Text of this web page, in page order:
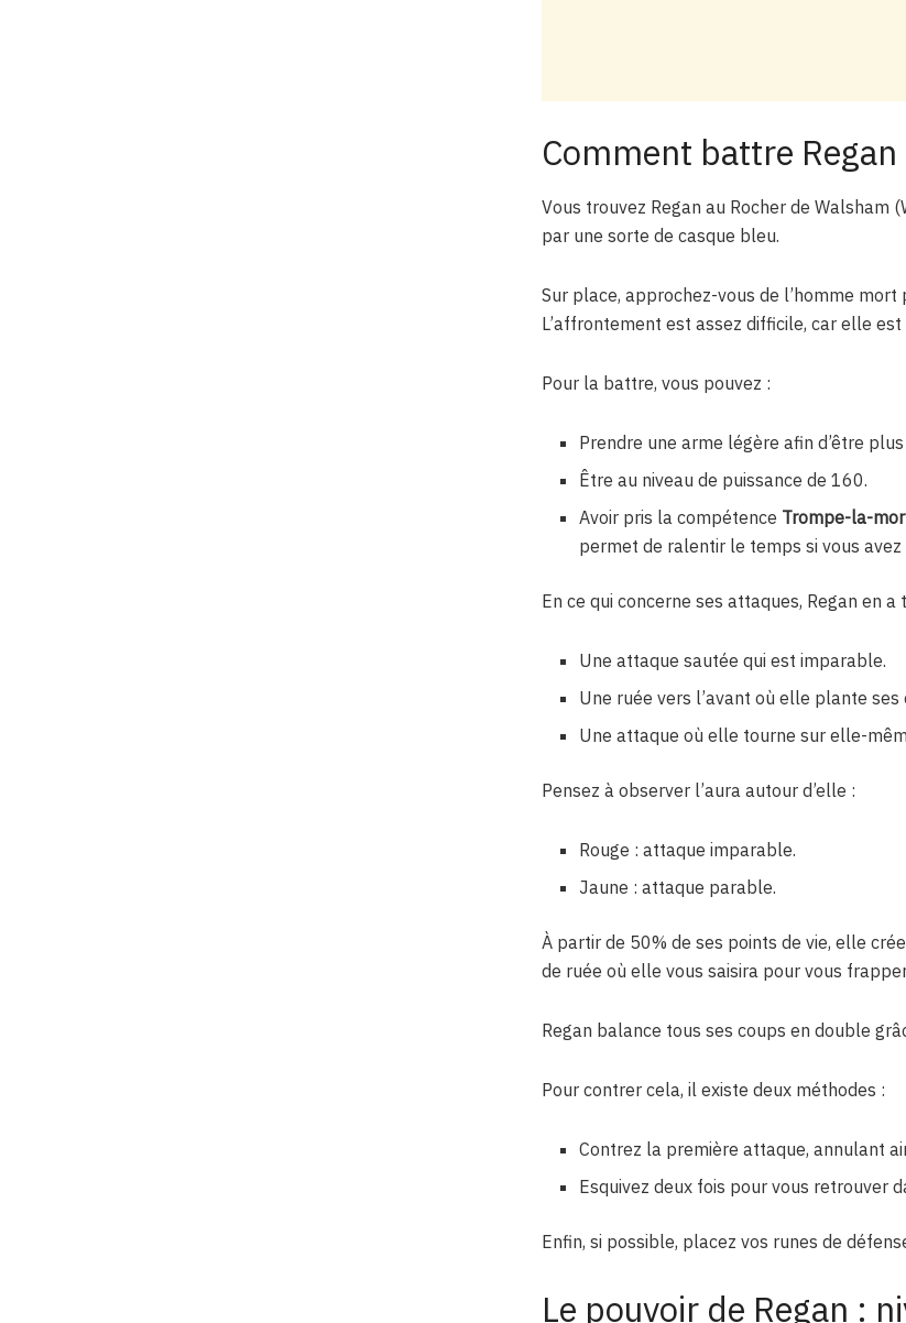
Comment battre
Vous trouvez Regan au Rocher de Walsham
par une sorte de casque bleu.
Sur place, approchez-vous de l’homme
L’affrontement est assez difficile, car elle
Pour la battre, vous pouvez :
Prendre une arme légère afin d’être
Être au niveau de puissance de 160.
Avoir pris la compétence Trompe-la-
permet de ralentir le temps si vous avez
En ce qui concerne ses attaques, Regan en
Une attaque sautée qui est imparable.
Une ruée vers l’avant où elle plante
Une attaque où elle tourne sur elle-
Pensez à observer l’aura autour d’elle :
Rouge : attaque imparable.
Jaune : attaque parable.
À partir de 50% de ses points de vie, elle
de ruée où elle vous saisira pour vous
Regan balance tous ses coups en double
Pour contrer cela, il existe deux méthodes :
Contrez la première attaque, annulant
Esquivez deux fois pour vous retrouver
Enfin, si possible, placez vos runes de
Le pouvoir de Regan :